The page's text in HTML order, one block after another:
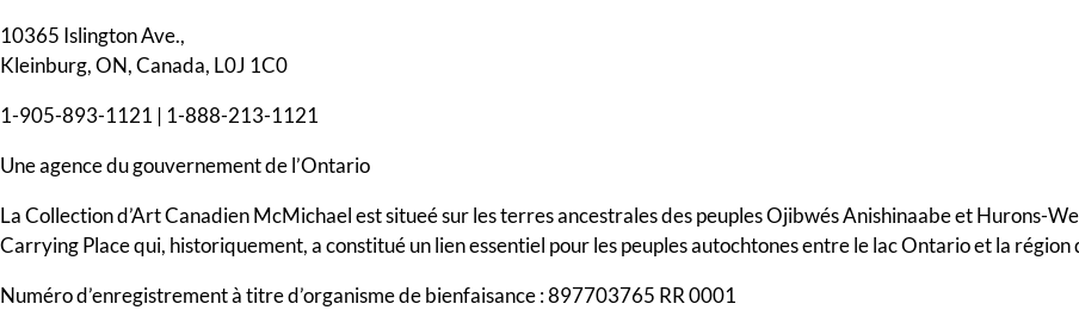
10365 Islington Ave.,
Kleinburg, ON, Canada, L0J 1C0
1-905-893-1121 | 1-888-213-1121
Une agence du gouvernement de l’Ontario
La Collection d’Art Canadien McMichael est situeé sur les terres ancestrales des peuples Ojibwés Anishinaabe et Hurons-
Carrying Place qui, historiquement, a constitué un lien essentiel pour les peuples autochtones entre le lac Ontario et la région
Numéro d’enregistrement à titre d’organisme de bienfaisance : 897703765 RR 0001